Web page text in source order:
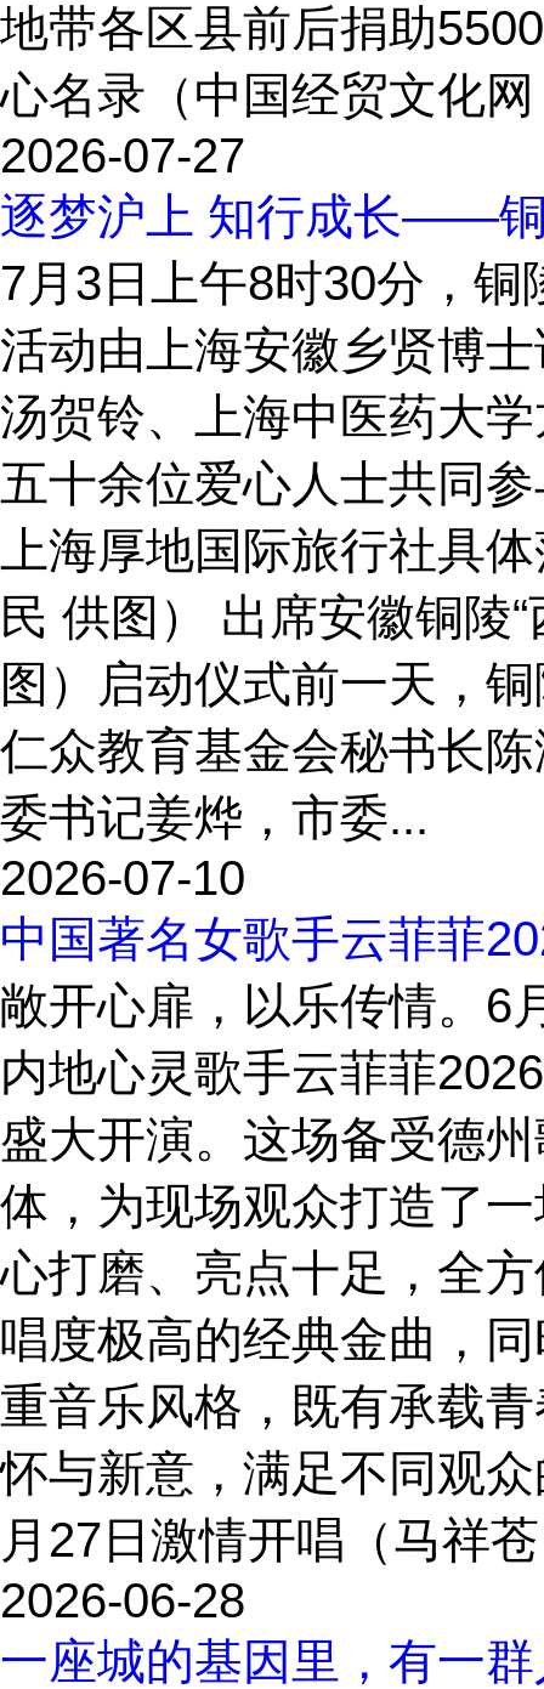
地带各区县前后捐助
心名录（中国经贸文化
2026-07-27
逐梦沪上 知行成长——铜
7月3日上午8时30分，
活动由上海安徽乡贤博
汤贺铃、上海中医药大
五十余位爱心人士共同
上海厚地国际旅行社具
民 供图） 出席安徽铜陵
图）启动仪式前一天，
仁众教育基金会秘书长
委书记姜烨，市委...
2026-07-10
中国著名女歌手云菲菲
敞开心扉，以乐传情。6
内地心灵歌手云菲菲
盛大开演。这场备受德
体，为现场观众打造了
心打磨、亮点十足，全
唱度极高的经典金曲，
重音乐风格，既有承载
怀与新意，满足不同观
月27日激情开唱（马祥
2026-06-28
一座城的基因里，有一